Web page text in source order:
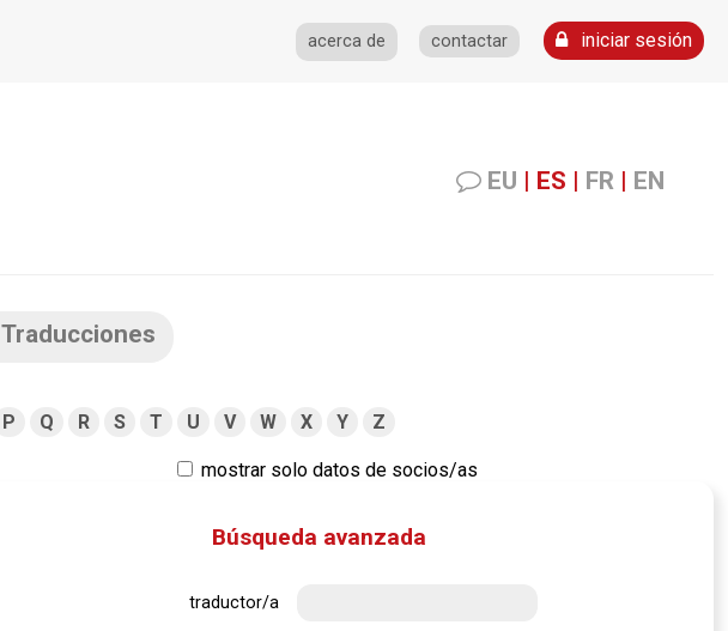
acerca de contactar iniciar sesión
EU | ES | FR | EN
Traducciones
P Q R S T U V W X Y Z
mostrar solo datos de socios/as
Búsqueda avanzada
traductor/a